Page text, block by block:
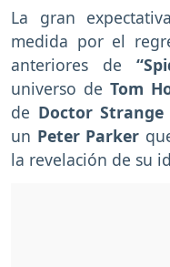
La gran
medida por el
anteriores de
universo de Tom
de Doctor Strange
un Peter Parker
la revelación de su